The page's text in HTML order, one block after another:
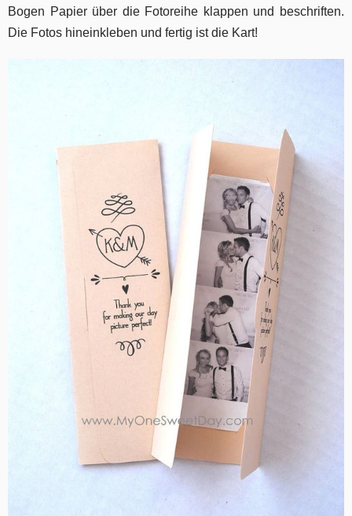
Bogen Papier über die Fotoreihe klappen und beschriften.
Die Fotos hineinkleben und fertig ist die Kart!